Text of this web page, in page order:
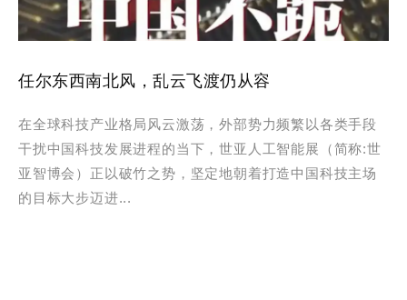
任尔东西南北风，乱云飞渡仍从容
在全球科技产业格局风云激荡，外部势力频繁以各类手段
干扰中国科技发展进程的当下，世亚人工智能展（简称:世
亚智博会）正以破竹之势，坚定地朝着打造中国科技主场
的目标大步迈进...